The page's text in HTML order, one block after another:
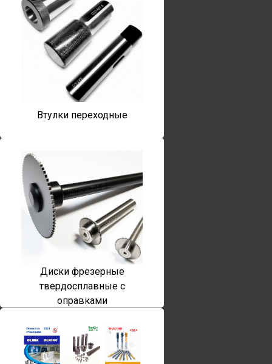
Втулки переходные
Диски фрезерные
твердосплавные с
оправками